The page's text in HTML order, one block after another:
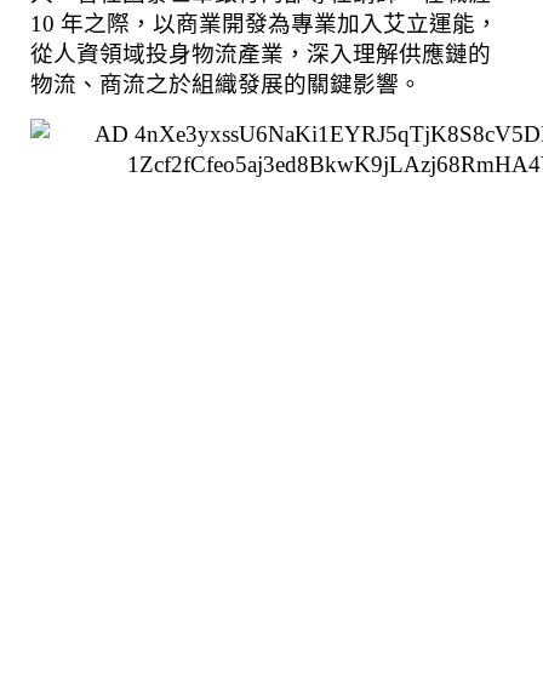
10 年之際，以商業開發為專業加⼊艾⽴運能，
從⼈資領域投⾝物流產業，深⼊理解供應鏈的
物流、商流之於組織發展的關鍵影響。